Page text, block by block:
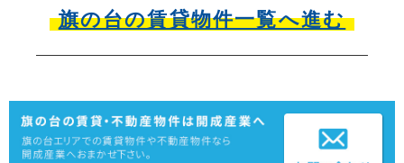
旗の台の賃貸物件一覧へ進む